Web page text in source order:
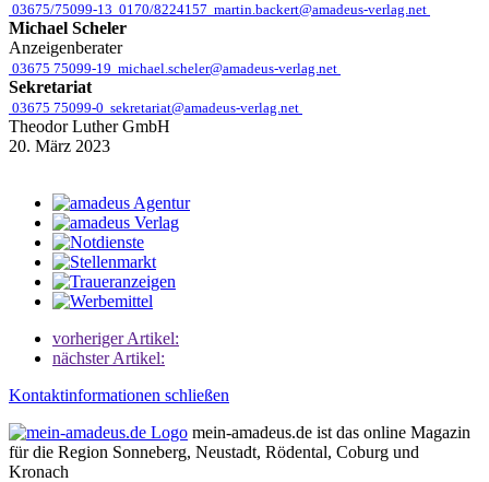
03675/75099-13 0170/8224157 martin.backert@amadeus-verlag.net
Michael Scheler
Anzeigenberater
03675 75099-19 michael.scheler@amadeus-verlag.net
Sekretariat
03675 75099-0 sekretariat@amadeus-verlag.net
Theodor Luther GmbH
20. März 2023
vorheriger Artikel:
nächster Artikel:
Kontaktinformationen schließen
mein-amadeus.de ist das online Magazin
für die Region Sonneberg, Neustadt, Rödental, Coburg und
Kronach